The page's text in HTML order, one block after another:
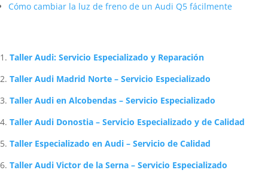
Cómo cambiar la luz de freno de un Audi Q5 fácilmente
Taller Audi: Servicio Especializado y Reparación
Taller Audi Madrid Norte – Servicio Especializado
Taller Audi en Alcobendas – Servicio Especializado
Taller Audi Donostia – Servicio Especializado y de Calidad
Taller Especializado en Audi – Servicio de Calidad
Taller Audi Victor de la Serna – Servicio Especializado